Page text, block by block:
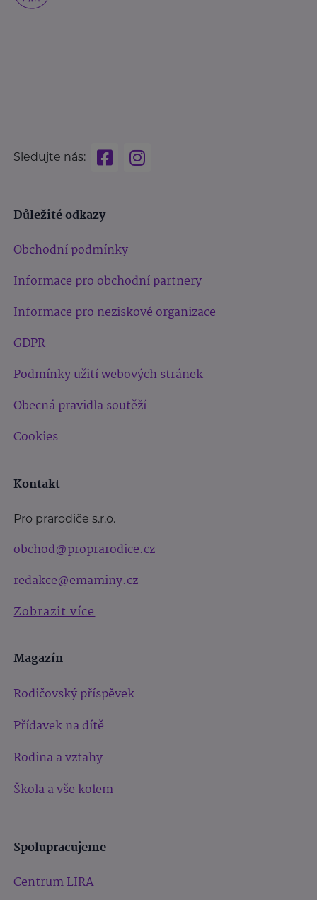
Sledujte nás:
Důležité odkazy
Obchodní podmínky
Informace pro obchodní partnery
Informace pro neziskové organizace
GDPR
Podmínky užití webových stránek
Obecná pravidla soutěží
Cookies
Kontakt
Pro prarodiče s.r.o.
obchod@proprarodice.cz
redakce@emaminy.cz
Zobrazit více
Magazín
Rodičovský příspěvek
Přídavek na dítě
Rodina a vztahy
Škola a vše kolem
Spolupracujeme
Centrum LIRA